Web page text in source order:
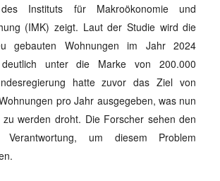
des Instituts für Makroökonomie und
(IMK) zeigt. Laut der Studie wird die
gebauten Wohnungen im Jahr 2024
deutlich unter die Marke von 200.000
hatte zuvor das Ziel von
pro Jahr ausgegeben, was nun
werden droht. Die Forscher sehen den
um diesem Problem